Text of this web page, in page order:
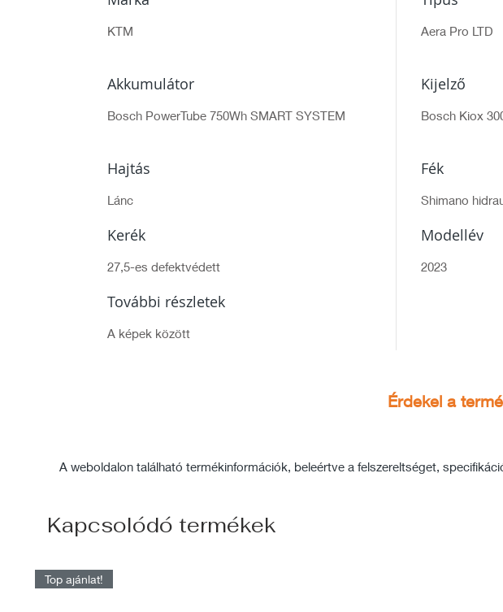
KTM Aera Pro LTD
Akkumulátor
Bosch PowerTube 750Wh SMART SYSTEM
Kijelző
Bosch Kiox
Hajtás
Lánc
Fék
Shimano
Kerék
27,5-es defektvédett
Modellév
2023
További részletek
A képek között
Érdekel a
A weboldalon található termékinformációk, beleértve a felszereltséget,
Kapcsolódó termékek
Top ajánlat!